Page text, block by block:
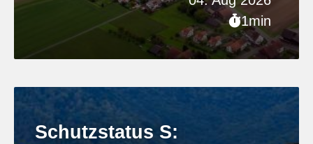
1min
Schutzstatus S: